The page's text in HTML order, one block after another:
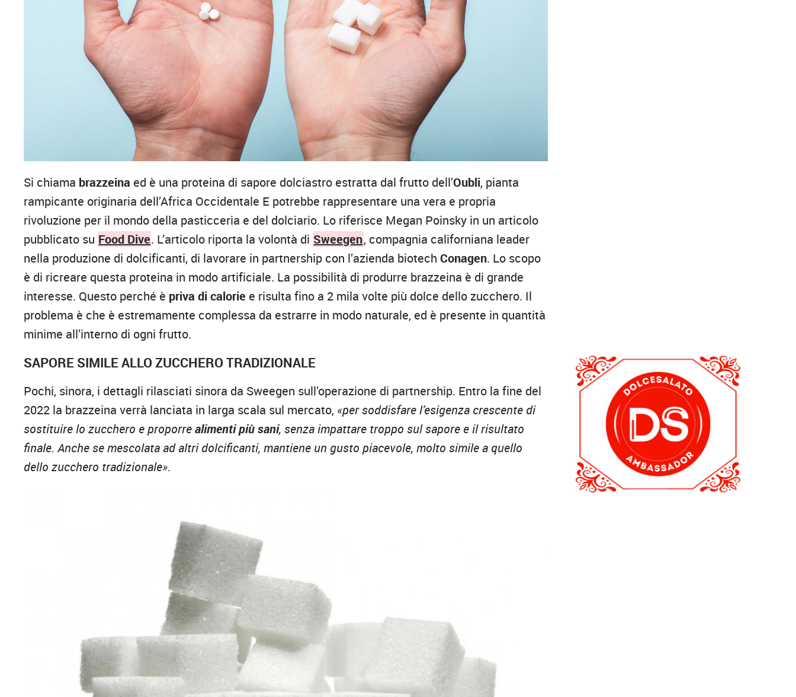
Si chiama brazzeina ed è una proteina di sapore dolciastro estratta dal frutto dell’Oubli, pianta
rampicante originaria dell’Africa Occidentale E potrebbe rappresentare una vera e propria
rivoluzione per il mondo della pasticceria e del dolciario. Lo riferisce Megan Poinsky in un articolo
pubblicato su Food Dive. L’articolo riporta la volontà di Sweegen, compagnia californiana leader
nella produzione di dolcificanti, di lavorare in partnership con l’azienda biotech Conagen. Lo scopo
è di ricreare questa proteina in modo artificiale. La possibilità di produrre brazzeina è di grande
interesse. Questo perché è priva di calorie e risulta fino a 2 mila volte più dolce dello zucchero. Il
problema è che è estremamente complessa da estrarre in modo naturale, ed è presente in quantità
minime all’interno di ogni frutto.
SAPORE SIMILE ALLO ZUCCHERO TRADIZIONALE
Pochi, sinora, i dettagli rilasciati sinora da Sweegen sull’operazione di partnership. Entro la fine del
2022 la brazzeina verrà lanciata in larga scala sul mercato, «per soddisfare l’esigenza crescente di
sostituire lo zucchero e proporrealimenti più sani, senza impattare troppo sul sapore e il risultato
finale. Anche se mescolata ad altri dolcificanti, mantiene un gusto piacevole, molto simile a quello
dello zucchero tradizionale».